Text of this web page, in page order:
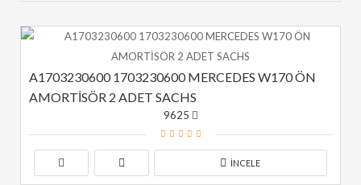
A1703230600 1703230600 MERCEDES W170 ÖN
AMORTİSÖR 2 ADET SACHS
9625
İNCELE